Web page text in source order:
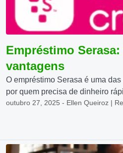
Empréstimo Serasa:
vantagens
O empréstimo Serasa é uma
por quem precisa de dinheiro
outubro 27, 2025 - Ellen Queiroz |